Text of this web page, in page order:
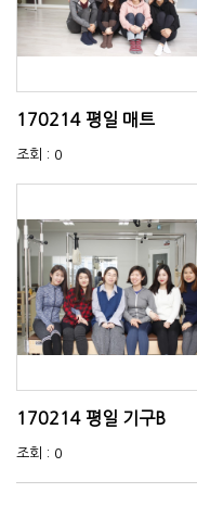
170214 평일 매트
조회 : 0
170214 평일 기구B
조회 : 0